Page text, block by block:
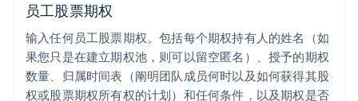
员工股票期权
输入任何员工股票期权。包括每个期权持有人的姓名（如
果您只是在建立期权池，则可以留空匿名）、授予的期权
数量、归属时间表（阐明团队成员何时以及如何获得其股
权或股票期权所有权的计划）和任何条件，以及期权是否